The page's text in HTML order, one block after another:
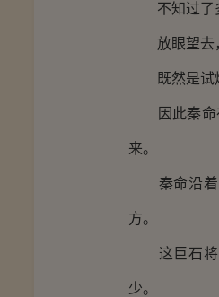
不知过了多
放眼望去，
既然是试炼
因此秦命在
来。
秦命沿着这
方。
这巨石将这
少。